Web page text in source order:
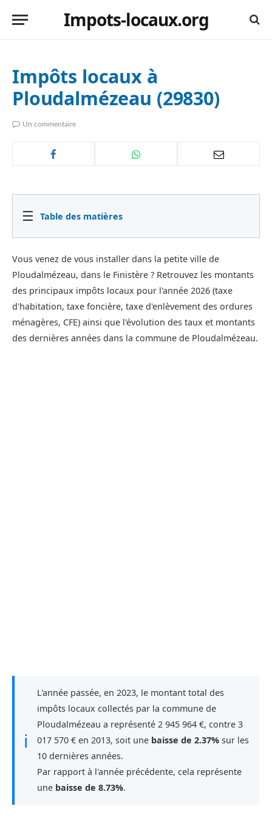
Impots-locaux.org
Impôts locaux à
Ploudalmézeau (29830)
Un commentaire
☰ Table des matières
Vous venez de vous installer dans la petite ville de
Ploudalmézeau, dans le Finistère ? Retrouvez les montants
des principaux impôts locaux pour l'année 2026 (taxe
d'habitation, taxe foncière, taxe d'enlèvement des ordures
ménagères, CFE) ainsi que l'évolution des taux et montants
des dernières années dans la commune de Ploudalmézeau.
ℹ
L'année passée, en 2023, le montant total des
impôts locaux collectés par la commune de
Ploudalmézeau a représenté 2 945 964 €, contre 3
017 570 € en 2013, soit une baisse de 2.37% sur les
10 dernières années.
Par rapport à l'année précédente, cela représente
une baisse de 8.73%.